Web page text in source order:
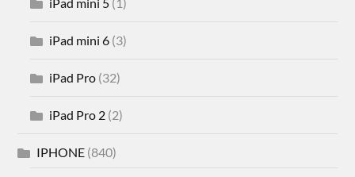
iPad mini 6 (3)
iPad Pro (32)
iPad Pro 2 (2)
IPHONE (840)